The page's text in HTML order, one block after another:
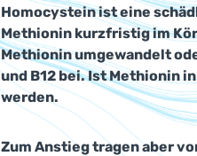
Homocystein ist eine
Methionin kurzfristig im
Methionin umgewandelt
und B12 bei. Ist Methionin
werden.
Zum Anstieg tragen aber